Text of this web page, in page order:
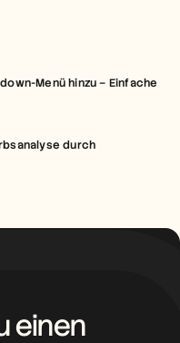
Menü hinzu – Einfache
durch
einen